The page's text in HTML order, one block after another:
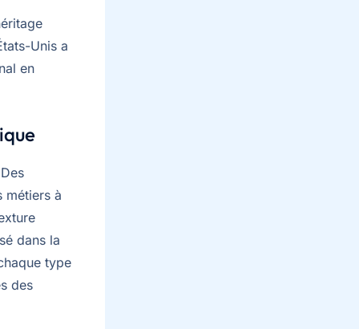
Unis a
en
métiers à
dans la
type
des